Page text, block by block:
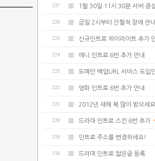
227 1월 30일 11시 30분 서버 증
226 금일 2시부터 간혈적 장애 안내
225 신규인트로 하이라이트 추가
224 애니 인트로 6번 추가 안내
223 도메인 백업URL 서비스 도입
222 영화 인트로 6번 추가 안내
221 2012년 새해 복 많이 받으세요
220 드라마 인트로 스킨 6번 추가
219 인트로 주소를 변경하세요!
218 드라마 인트로 짧은글 등록